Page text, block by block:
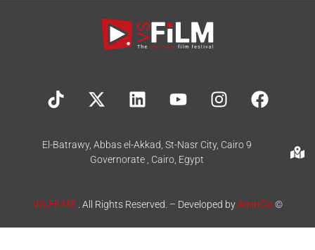
9 El-Batrawy, Abbas el-Akkad, St-Nasr City, Cairo
Governorate , Cairo, Egypt
©
VS-FILMS . All Rights Reserved. – Developed byAminCo